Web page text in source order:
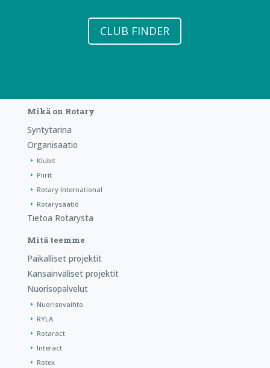
CLUB FINDER
Mikä on Rotary
Syntytarina
Organisaatio
Klubit
Piirit
Rotary International
Rotarysäätiö
Tietoa Rotarysta
Mitä teemme
Paikalliset projektit
Kansainväliset projektit
Nuorisopalvelut
Nuorisovaihto
RYLA
Rotaract
Interact
Rotex